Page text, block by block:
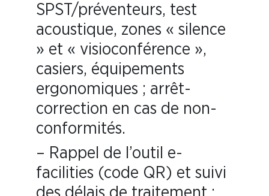
SPST/préventeurs, test
acoustique, zones « silence
» et « visioconférence »,
casiers, équipements
ergonomiques ; arrêt-
correction en cas de non-
conformités.
– Rappel de l’outil e-
facilities (code QR) et suivi